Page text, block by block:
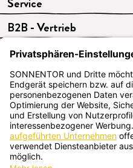
Service
B2B - Vertrieb
SONNENTOR
Sprögnitz 10, 3913